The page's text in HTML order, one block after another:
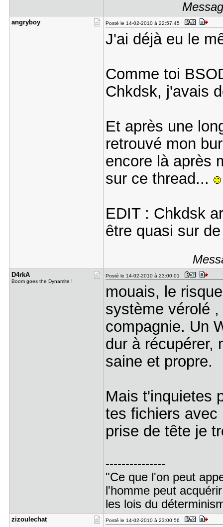
angryboy Posté le 14-02-2010 à 22:57:45
J'ai déjà eu le
Comme toi
Chkdsk, j'avais
Et après une
retrouvé mon
encore là après
sur ce thread...
EDIT : Chkdsk
être quasi sur
D4rkA
Boom goes the Dynamite !
Posté le 14-02-2010 à 23:00:01
mouais, le
système vérolé
compagnie. Un
dur à récupérer,
saine et propre.
Mais t'inquietes
tes fichiers avec
prise de tête je
---------------
"Ce que l'on peut
l'homme peut
les lois du
zizoulecha​t Posté le 14-02-2010 à 23:00:56